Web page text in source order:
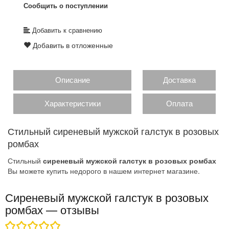
Сообщить о поступлении
Добавить к сравнению
Добавить в отложенные
Описание Доставка
Характеристики Оплата
Стильный сиреневый мужской галстук в розовых
ромбах
Стильный сиреневый мужской галстук в розовых ромбах
Вы можете купить недорого в нашем интернет магазине.
Сиреневый мужской галстук в розовых
ромбах — отзывы